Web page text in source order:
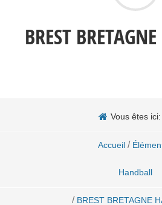
BREST
Vous êtes ici:
Accueil /
Handball
/ BREST BRETAGNE